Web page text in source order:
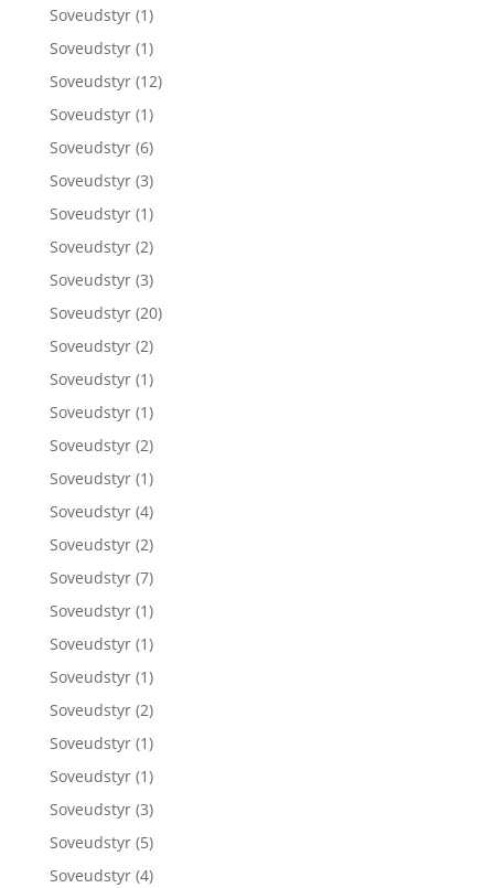
Soveudstyr (1)
Soveudstyr (1)
Soveudstyr (12)
Soveudstyr (1)
Soveudstyr (6)
Soveudstyr (3)
Soveudstyr (1)
Soveudstyr (2)
Soveudstyr (3)
Soveudstyr (20)
Soveudstyr (2)
Soveudstyr (1)
Soveudstyr (1)
Soveudstyr (2)
Soveudstyr (1)
Soveudstyr (4)
Soveudstyr (2)
Soveudstyr (7)
Soveudstyr (1)
Soveudstyr (1)
Soveudstyr (1)
Soveudstyr (2)
Soveudstyr (1)
Soveudstyr (1)
Soveudstyr (3)
Soveudstyr (5)
Soveudstyr (4)